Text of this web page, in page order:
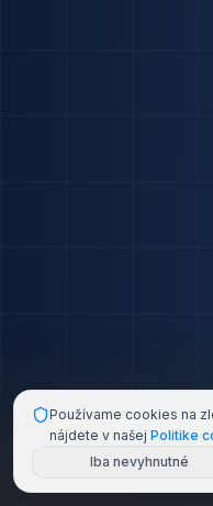
Používame cookies na
nájdete v našej Politike
Iba nevyhnutné